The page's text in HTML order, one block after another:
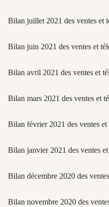
Bilan juillet 2021 des ventes et
Bilan juin 2021 des ventes et
Bilan avril 2021 des ventes et
Bilan mars 2021 des ventes et
Bilan février 2021 des ventes et
Bilan janvier 2021 des ventes
Bilan décembre 2020 des
Bilan novembre 2020 des